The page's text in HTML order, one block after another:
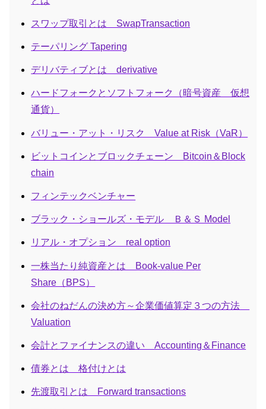
スワップ取引とは SwapTransaction
テーパリング Tapering
デリバティブとは derivative
ハードフォークとソフトフォーク（暗号資産 仮想
通貨）
バリュー・アット・リスク Value at Risk（VaR）
ビットコインとブロックチェーン Bitcoin＆Block
chain
フィンテックベンチャー
ブラック・ショールズ・モデル Ｂ＆Ｓ Model
リアル・オプション real option
一株当たり純資産とは Book-value Per
Share（BPS）
会社のねだんの決め方～企業価値算定３つの方法
Valuation
会計とファイナンスの違い Accounting＆Finance
債券とは 格付けとは
先渡取引とは Forward transactions